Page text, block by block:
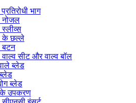
भाग
नोजल
स्लीव्स
के छल्ले
बटन
वाल्व सीट और वाल्व बॉल
ब्लेड
ब्लेड
के उपकरण